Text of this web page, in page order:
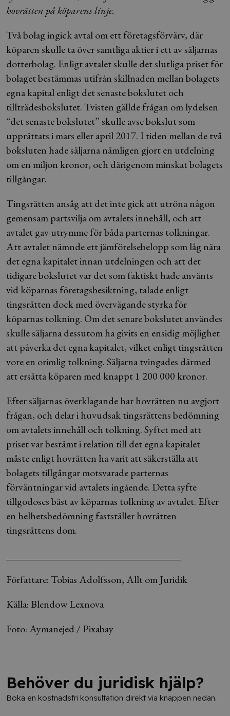
hovrätten på köparens linje.
Två bolag ingick avtal om ett företagsförvärv, där
köparen skulle ta över samtliga aktier i ett av säljarnas
dotterbolag. Enligt avtalet skulle det slutliga priset för
bolaget bestämmas utifrån skillnaden mellan bolagets
egna kapital enligt det senaste bokslutet och
tillträdesbokslutet. Tvisten gällde frågan om lydelsen
“det senaste bokslutet” skulle avse bokslut som
upprättats i mars eller april 2017. I tiden mellan de två
boksluten hade säljarna nämligen gjort en utdelning
om en miljon kronor, och därigenom minskat bolagets
tillgångar.
Tingsrätten ansåg att det inte gick att utröna någon
gemensam partsvilja om avtalets innehåll, och att
avtalet gav utrymme för båda parternas tolkningar.
Att avtalet nämnde ett jämförelsebelopp som låg nära
det egna kapitalet innan utdelningen och att det
tidigare bokslutet var det som faktiskt hade använts
vid köparnas företagsbesiktning, talade enligt
tingsrätten dock med övervägande styrka för
köparnas tolkning. Om det senare bokslutet användes
skulle säljarna dessutom ha givits en ensidig möjlighet
att påverka det egna kapitalet, vilket enligt tingsrätten
vore en orimlig tolkning. Säljarna tvingades därmed
att ersätta köparen med knappt 1 200 000 kronor.
Efter säljarnas överklagande har hovrätten nu avgjort
frågan, och delar i huvudsak tingsrättens bedömning
om avtalets innehåll och tolkning. Syftet med att
priset var bestämt i relation till det egna kapitalet
måste enligt hovrätten ha varit att säkerställa att
bolagets tillgångar motsvarade parternas
förväntningar vid avtalets ingående. Detta syfte
tillgodoses bäst av köparnas tolkning av avtalet. Efter
en helhetsbedömning fastställer hovrätten
tingsrättens dom.
Författare: Tobias Adolfsson, Allt om Juridik
Källa: Blendow Lexnova
Foto: Aymanejed / Pixabay
Behöver du juridisk hjälp?
Boka en kostnadsfri konsultation direkt via knappen nedan.